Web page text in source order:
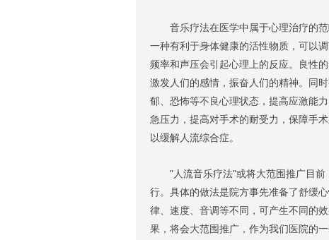
音乐疗法在医学中属于心理治疗的范
一种有利于身体健康的活性物质，可以
频率和声压会引起心理上的反应。良性
激发人们的感情，振奋人们的精神。同
郁、恐怖等不良心理状态，提高应激能
急压力，提高对手术的耐受力，保障手
以缓解人流综合症。
"人流音乐疗法"或将大范围推广目前
行。具体的做法是院方事先准备了舒缓
律、速度、音调等不同，可产生不同的
果，将会大范围推广，作为我们医院的